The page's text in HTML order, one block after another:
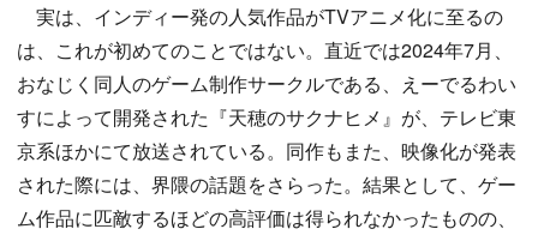
実は、インディー発の人気作品がTVアニメ化に至るの
は、これが初めてのことではない。直近では2024年7月、
おなじく同人のゲーム制作サークルである、えーでるわい
すによって開発された『天穂のサクナヒメ』が、テレビ東
京系ほかにて放送されている。同作もまた、映像化が発表
された際には、界隈の話題をさらった。結果として、ゲー
ム作品に匹敵するほどの高評価は得られなかったものの、